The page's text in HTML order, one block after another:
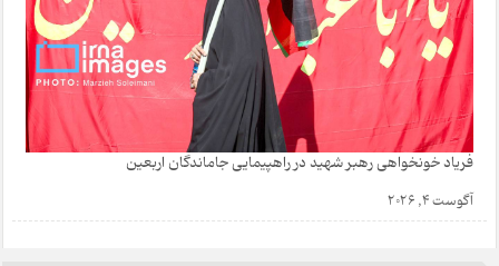
فریاد خونخواهی رهبر شهید در راهپیمایی جاماندگان اربعین
آگوست 4, 2026